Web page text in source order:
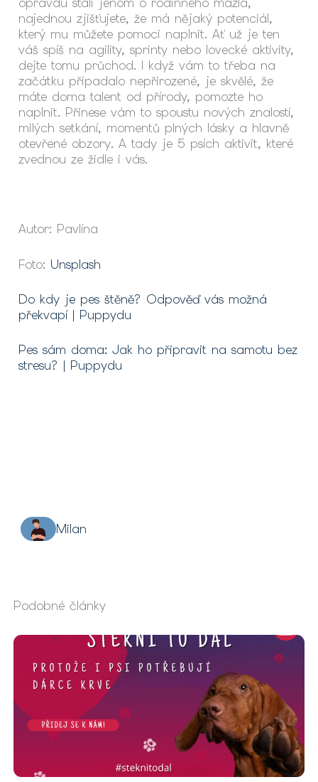
najednou zjišťujete, že má nějaký potenciál,
který mu můžete pomoci naplnit. Ať už je ten
váš spíš na agility, sprinty nebo lovecké aktivity,
dejte tomu průchod. I když vám to třeba na
začátku připadalo nepřirozené, je skvělé, že
máte doma talent od přírody, pomozte ho
naplnit. Přinese vám to spoustu nových znalostí,
milých setkání, momentů plných lásky a hlavně
otevřené obzory. A tady je 5 psích aktivit, které
zvednou ze židle i vás.
Autor: Pavlína
Foto: Unsplash
Do kdy je pes štěně? Odpověď vás možná
překvapí | Puppydu
Pes sám doma: Jak ho připravit na samotu bez
stresu? | Puppydu
Milan
Podobné články